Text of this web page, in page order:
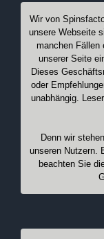
Wir von
unsere Webseite
manchen Fällen
unserer Seite
Dieses
oder
unabhängig.
Denn wir
unseren Nutzern.
beachten Sie